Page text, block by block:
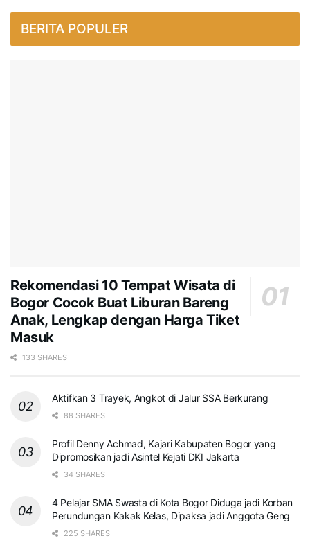
BERITA POPULER
Rekomendasi 10 Tempat Wisata di
Bogor Cocok Buat Liburan Bareng
Anak, Lengkap dengan Harga Tiket
Masuk
133 SHARES
Aktifkan 3 Trayek, Angkot di Jalur SSA Berkurang
88 SHARES
Profil Denny Achmad, Kajari Kabupaten Bogor yang
Dipromosikan jadi Asintel Kejati DKI Jakarta
34 SHARES
4 Pelajar SMA Swasta di Kota Bogor Diduga jadi Korban
Perundungan Kakak Kelas, Dipaksa jadi Anggota Geng
225 SHARES